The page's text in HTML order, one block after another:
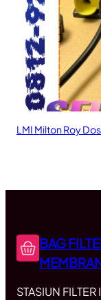
LMI Milton Roy
BAG
STASIUN